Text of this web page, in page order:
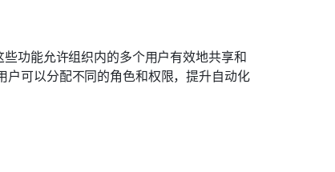
功能允许组织内的多个用户有效地共享和
可以分配不同的角色和权限，提升自动化